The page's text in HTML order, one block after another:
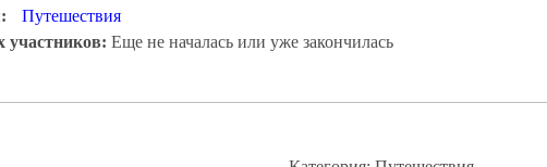
Путешествия
участников: Еще не началась или уже закончилась